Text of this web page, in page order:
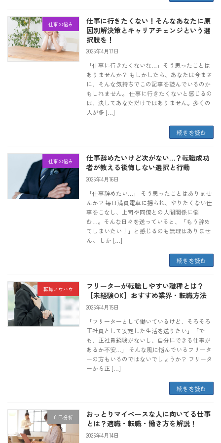
仕事の悩み
仕事に行きたくない！そんなあなたに原
因別解決策とキャリアチェンジという選
択肢を！
2025年4月17日
「仕事に行きたくないな…」そう思ったことは
ありませんか？ もしかしたら、あなたは今まさ
に、そんな気持ちでこの記事を読んでいるのか
もしれません。 仕事に行きたくないと感じるの
は、決してあなただけではありません。多くの
人が多 […]
続きを読む
仕事の悩み
仕事辞めたいけど次がない…？転職成功
者が教える後悔しない選択と行動
2025年4月16日
「仕事辞めたい…」 そう思ったことはありませ
んか？ 毎日満員電車に揺られ、やりたくない仕
事をこなし、上司や同僚との人間関係に悩
む…。そんな日々を送っていると、「もう辞め
てしまいたい！」と感じるのも無理はありませ
ん。 しか […]
続きを読む
転職ノウハウ
フリーターが転職しやすい職種とは？
【未経験OK】おすすめ業界・転職方法
2025年4月15日
「フリーターとして働いているけど、そろそろ
正社員として安定した生活を送りたい」「で
も、正社員経験がないし、自分にできる仕事が
あるか不安…」 そんな風に悩んでいるフリータ
ーの方もいるのではないでしょうか？ フリータ
ーから正 […]
続きを読む
自己分析
おっとりマイペースな人に向いてる仕事
とは？適職・転職・働き方を解説！
2025年4月14日